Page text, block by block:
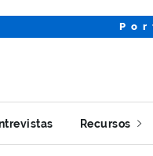
Recursos